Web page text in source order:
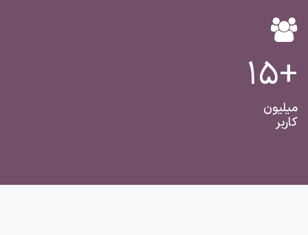
+15
میلیون
کاربر